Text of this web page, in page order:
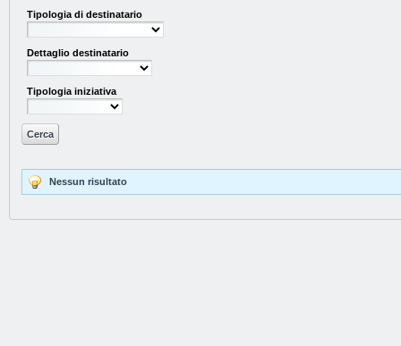
Tipologia di destinatario
Dettaglio destinatario
Tipologia iniziativa
Nessun risultato